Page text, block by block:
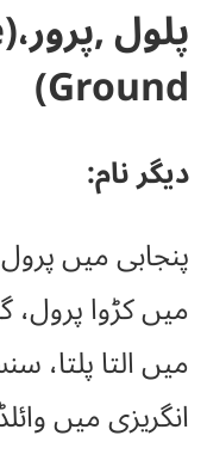
پلول,پرور،(
Ground)
دیگر نام:
میں کڑوا پرول،
میں التا پلتا،
انگریزی میں